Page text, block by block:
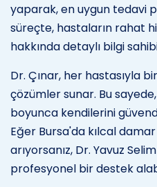
yaparak, en uygun tedavi
süreçte, hastaların rahat
hakkında detaylı bilgi
Dr. Çınar, her hastasıyla
çözümler sunar. Bu
boyunca kendilerini
Eğer Bursa'da kılcal
arıyorsanız, Dr. Yavuz
profesyonel bir destek